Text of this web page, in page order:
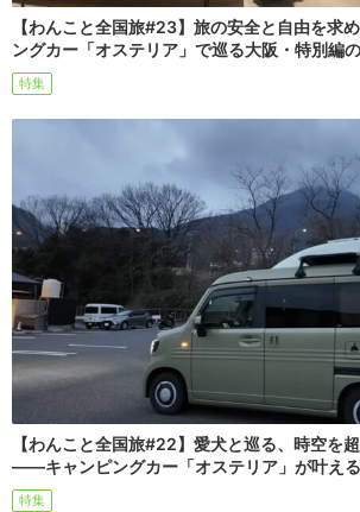
【わんこと全国旅#23】旅の安全と自由を求
ングカー「オステリア」で巡る大阪・特別編
特集
【わんこと全国旅#22】愛犬と巡る、時空を
――キャンピングカー「オステリア」が叶え
特集